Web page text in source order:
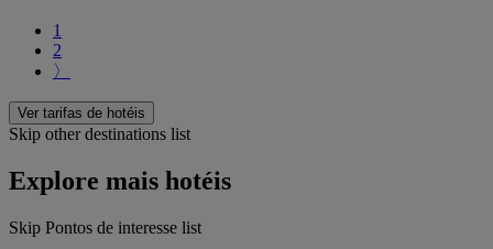
1
2
〉
Ver tarifas de hotéis
Skip other destinations list
Explore mais hotéis
Skip Pontos de interesse list